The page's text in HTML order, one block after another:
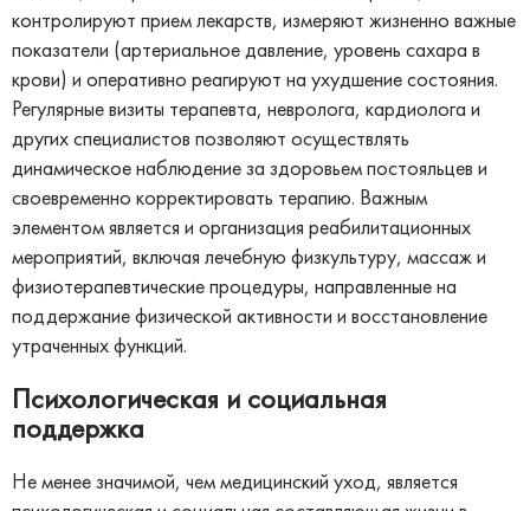
контролируют прием лекарств, измеряют жизненно важные
показатели (артериальное давление, уровень сахара в
крови) и оперативно реагируют на ухудшение состояния.
Регулярные визиты терапевта, невролога, кардиолога и
других специалистов позволяют осуществлять
динамическое наблюдение за здоровьем постояльцев и
своевременно корректировать терапию. Важным
элементом является и организация реабилитационных
мероприятий, включая лечебную физкультуру, массаж и
физиотерапевтические процедуры, направленные на
поддержание физической активности и восстановление
утраченных функций.
Психологическая и социальная
поддержка
Не менее значимой, чем медицинский уход, является